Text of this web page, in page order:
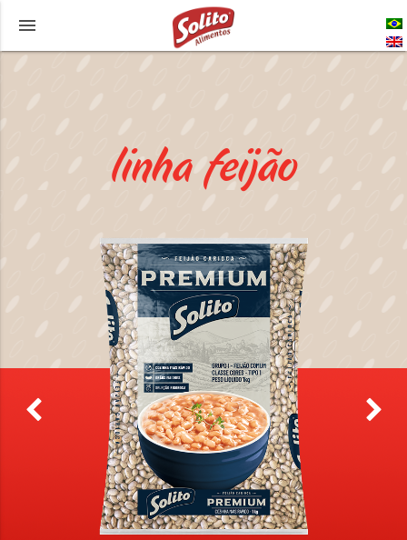
menu
linha feijão